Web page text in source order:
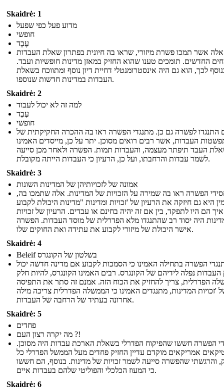
Skaidrė: 1
מדוע פעל כפי שפעל
חופשי
עֶבֶד
אשר תמכו פשרת מיזורי, שראו בה חיונית בפתרון שאלת העבדות
החדשים. תומכים טענו שהוא החזיק במאזן מדינות חופשיות ועבד.
לכך, הוא גם היה אינסטרומנטלי דחיית דיון נוסף ומתווכח בשאלת
העבדות במדינות חדשות שנוספו.
Skaidrė: 2
למה זה לא יכול לעבוד
עֶבֶד
חופשי
התנגדו לפשרה גם כן. מתנגדי הפשרה ראו בה ההכרה החקיקתית של
העבדות, אשר רבים רואים מסוכן. יתר על כן, מייסדים האמינו
העבד תיפתר מעצמה, והעבדות תמות. הפשרה ולאחר מכן סייעה
לשמר עבדות והרחבתו, ועל כן, הרעיון כי העבדות הייתה מקובלת.
Skaidrė: 3
אמונה של לזכויותיהן של המדינות השונות
הפשרה ראו בה שמירה על הזכויות של המדינות. אלה שתמכו בה,
היא גם חיזקה את הרעיון של 'זכויות ומדינות "מדינות היכולת לקבוע
איך הם היו לתפקד, בין אם זה יהיה בחינם או עבדים. הרעיון של זכויות
היה יסוד רב שהתנגדו מלא הפדרלית של מוסד העבדות. הפשרה
אישר היכולת של מיזורי לקבוע את עתידה ואת החוקים שלו.
Skaidrė: 4
Beleif בשלטון של הקונגרס
הפשרה בתחילה האמינו כי הסמכות לקבוע אם מדינה חדשה יכול
העבדות נפלה לידיהם של הקונגרס. רבים האמינו הקונגרס, להיות חלק
הפדרלית, צריך להחזיק את הכוח הזה. אמנם זה סתר את התפיסה
'זכויות המדינות, מתנגדים האמינו כי הממשלה הפדרלית צריכה מילה
אחרונה בעתיד של הרחבה של העבדות.
Skaidrė: 5
פחדים
מה יקרה רצון העם ?!
הפשרה חששו שהפיקוח הפדרלי בשאלת הארכת עבדות היה מסוכן.
אמריקאים מוקדם עדיין החזיק פחדים מעל הממשל הפדרלי כל
והרגשתי שהפשרה סייעה לשמר זכויות של מדינות. בנוסף, הם חששו
כי המעוז הכלכלי והפוליטי שלהם בעבדות איים.
Skaidrė: 6